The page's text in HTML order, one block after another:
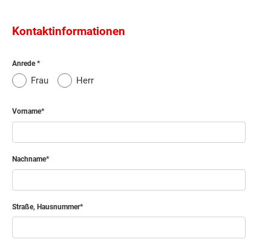
Kontaktinformationen
Anrede
Frau Herr
Vorname
Nachname
Straße, Hausnummer